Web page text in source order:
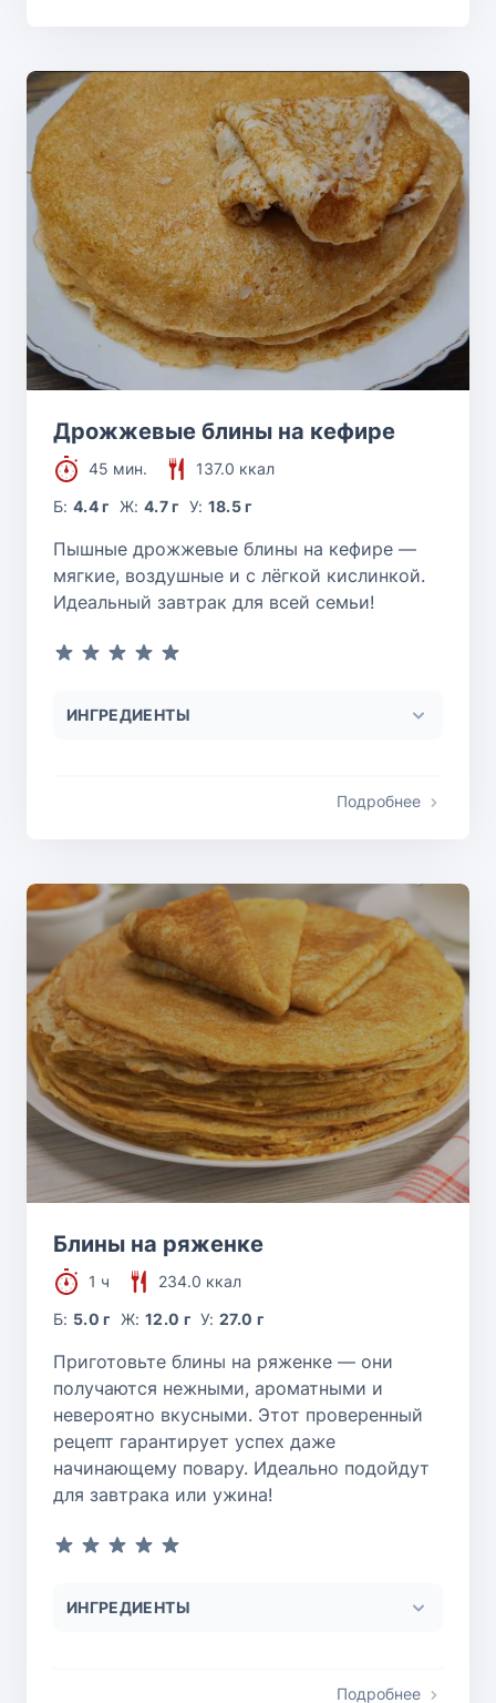
Дрожжевые блины на кефире
45 мин.
137.0 ккал
Б:4.4 г Ж: 4.7 г У: 18.5 г
Пышные дрожжевые блины на кефире —
мягкие, воздушные и с лёгкой кислинкой.
Идеальный завтрак для всей семьи!
ИНГРЕДИЕНТЫ
Подробнее
Блины на ряженке
1 ч
234.0 ккал
Б: 5.0 г Ж: 12.0 г У:27.0 г
Приготовьте блины на ряженке — они
получаются нежными, ароматными и
невероятно вкусными. Этот проверенный
рецепт гарантирует успех даже
начинающему повару. Идеально подойдут
для завтрака или ужина!
ИНГРЕДИЕНТЫ
Подробнее